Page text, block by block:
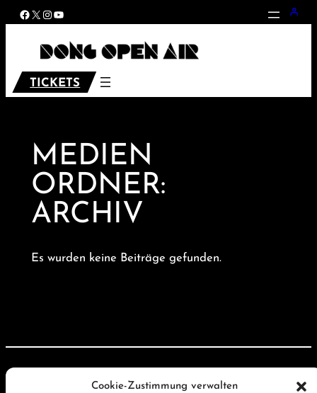
Cookie-Zustimmung verwalten
Zum
springen
Facebook
X Instagram
YouTube
TICKETS
MEDIEN
ORDNER:
ARCHIV
Es wurden keine Beiträge gefunden.